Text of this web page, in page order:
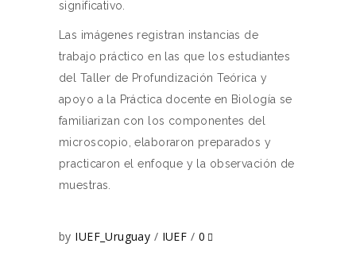
significativo.
Las imágenes registran instancias de
trabajo práctico en las que los estudiantes
del Taller de Profundización Teórica y
apoyo a la Práctica docente en Biología se
familiarizan con los componentes del
microscopio, elaboraron preparados y
practicaron el enfoque y la observación de
muestras.
by IUEF_Uruguay IUEF 0